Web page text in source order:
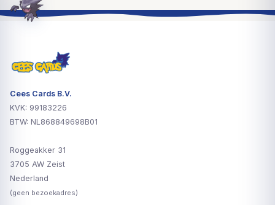
Cees Cards B.V.
KVK: 99183226
BTW: NL868849698B01
Roggeakker 31
3705 AW Zeist
Nederland
(geen bezoekadres)